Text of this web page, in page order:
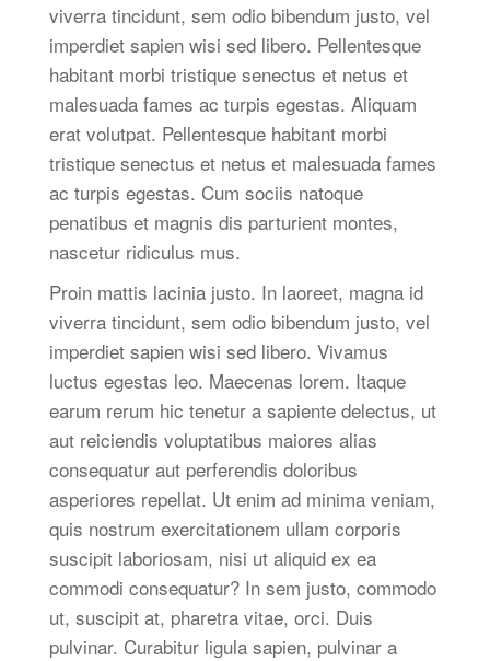
viverra tincidunt, sem odio bibendum justo, vel
imperdiet sapien wisi sed libero. Pellentesque
habitant morbi tristique senectus et netus et
malesuada fames ac turpis egestas. Aliquam
erat volutpat. Pellentesque habitant morbi
tristique senectus et netus et malesuada fames
ac turpis egestas. Cum sociis natoque
penatibus et magnis dis parturient montes,
nascetur ridiculus mus.
Proin mattis lacinia justo. In laoreet, magna id
viverra tincidunt, sem odio bibendum justo, vel
imperdiet sapien wisi sed libero. Vivamus
luctus egestas leo. Maecenas lorem. Itaque
earum rerum hic tenetur a sapiente delectus, ut
aut reiciendis voluptatibus maiores alias
consequatur aut perferendis doloribus
asperiores repellat. Ut enim ad minima veniam,
quis nostrum exercitationem ullam corporis
suscipit laboriosam, nisi ut aliquid ex ea
commodi consequatur? In sem justo, commodo
ut, suscipit at, pharetra vitae, orci. Duis
pulvinar. Curabitur ligula sapien, pulvinar a